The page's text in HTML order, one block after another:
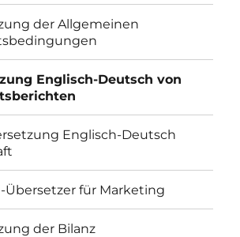
der Allgemeinen
Englisch-Deutsch von
Englisch-Deutsch
Übersetzer für Marketing
der Bilanz